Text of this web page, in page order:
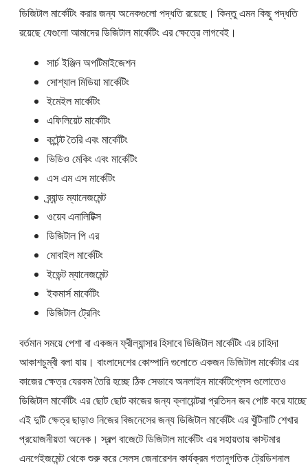
ডিজিটাল মার্কেটিং করার জন্য অনেকগুলো পদ্ধতি রয়েছে। কিন্তু এমন কিছু পদ্ধতি
রয়েছে যেগুলো আমাদের ডিজিটাল মার্কেটিং এর ক্ষেত্রে লাগবেই।
সার্চ ইঞ্জিন অপটিমাইজেশন
সোশ্যাল মিডিয়া মার্কেটিং
ইমেইল মার্কেটিং
এফিলিয়েট মার্কেটিং
কন্টেন্ট তৈরি এবং মার্কেটিং
ভিডিও মেকিং এবং মার্কেটিং
এস এম এস মার্কেটিং
ব্র্যান্ড ম্যানেজমেন্ট
ওয়েব এনালিটিক্স
ডিজিটাল পি এর
মোবাইল মার্কেটিং
ইভেন্ট ম্যানেজমেন্ট
ইকমার্স মার্কেটিং
ডিজিটাল ট্রেনিং
বর্তমান সময়ে পেশা বা একজন ফ্রীল্যান্সার হিসাবে ডিজিটাল মার্কেটিং এর চাহিদা
আকাশচুম্বী বলা যায়। বাংলাদেশের কোম্পানি গুলোতে একজন ডিজিটাল মার্কেটার এর
কাজের ক্ষেত্র যেরকম তৈরি হচ্ছে ঠিক সেভাবে অনলাইন মার্কেটিপ্লেস গুলোতেও
ডিজিটাল মার্কেটিং এর ছোট ছোট কাজের জন্য ক্লায়েন্টরা প্রতিদন জব পোষ্ট করে
এই দুটি ক্ষেত্র ছাড়াও নিজের বিজনেসের জন্য ডিজিটাল মার্কেটিং এর খুঁটিনাটি শেখার
প্রয়োজনীয়তা অনেক। স্বল্প বাজেটে ডিজিটাল মার্কেটিং এর সহায়তায় কাস্টমার
এনগেইজমেন্ট থেকে শুরু করে সেলস জেনারেশন কার্যক্রম গতানুগতিক ট্রেডিশনাল